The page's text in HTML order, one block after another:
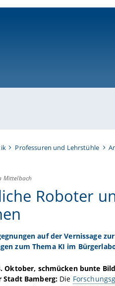
Professuren und Lehrstühle
Mittelbach
Roboter
auf der Vernissage
zum Thema KI im
Oktober, schmücken bunte
Stadt Bamberg: Die